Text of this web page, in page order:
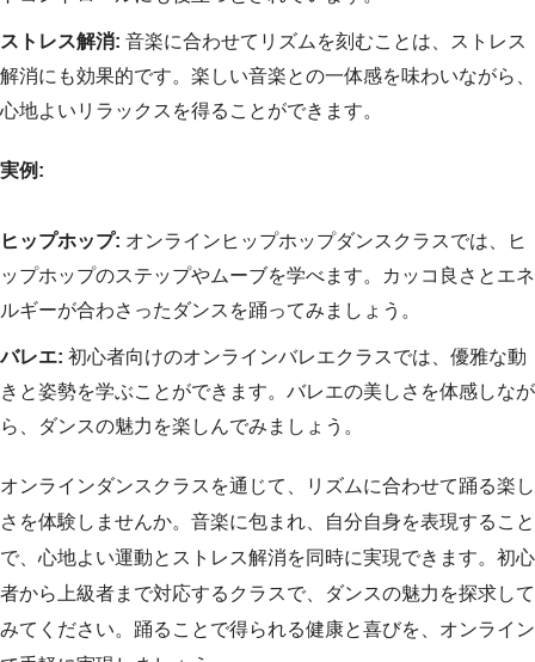
ストレス解消: 音楽に合わせてリズムを刻むことは、ストレス
解消にも効果的です。楽しい音楽との一体感を味わいながら、
心地よいリラックスを得ることができます。
実例:
ヒップホップ: オンラインヒップホップダンスクラスでは、ヒ
ップホップのステップやムーブを学べます。カッコ良さとエネ
ルギーが合わさったダンスを踊ってみましょう。
バレエ: 初心者向けのオンラインバレエクラスでは、優雅な動
きと姿勢を学ぶことができます。バレエの美しさを体感しなが
ら、ダンスの魅力を楽しんでみましょう。
オンラインダンスクラスを通じて、リズムに合わせて踊る楽し
さを体験しませんか。音楽に包まれ、自分自身を表現すること
で、心地よい運動とストレス解消を同時に実現できます。初心
者から上級者まで対応するクラスで、ダンスの魅力を探求して
みてください。踊ることで得られる健康と喜びを、オンライン